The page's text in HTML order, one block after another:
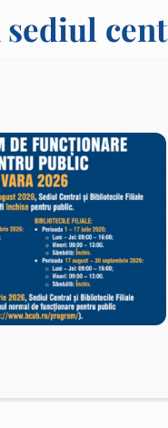
sediul
utilizatorii sunt
la garderobă sau în
obiectele personalede
spațiile de lectură(piese
mape, cărți şi alte